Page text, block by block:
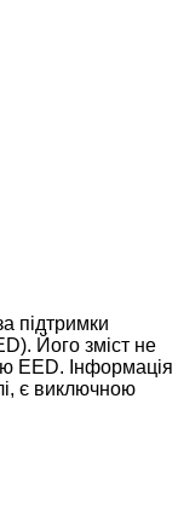
підтримки
Його зміст не
EED. Інформація
є виключною